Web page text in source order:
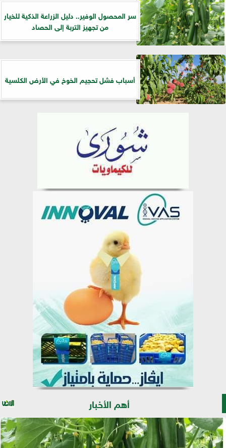
سر المحصول الوفير.. دليل الزراعة الذكية للخيار
من تجهيز التربة إلى الحصاد
أسباب فشل تحجيم الخوخ في الأرض الكلسية
أهم الأخبار